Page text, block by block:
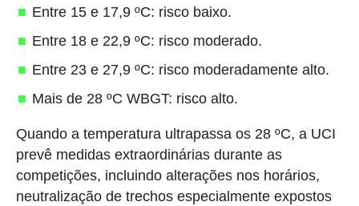
Entre 15 e 17,9 ºC: risco baixo.
Entre 18 e 22,9 ºC: risco moderado.
Entre 23 e 27,9 ºC: risco moderadamente alto.
Mais de 28 ºC WBGT: risco alto.
Quando a temperatura ultrapassa os 28 ºC, a UCI
prevê medidas extraordinárias durante as
competições, incluindo alterações nos horários,
neutralização de trechos especialmente expostos